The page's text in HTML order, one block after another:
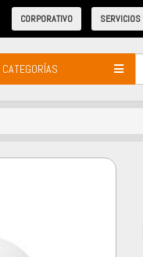
CORPORATIVO SERVICIOS
CATEGORÍAS